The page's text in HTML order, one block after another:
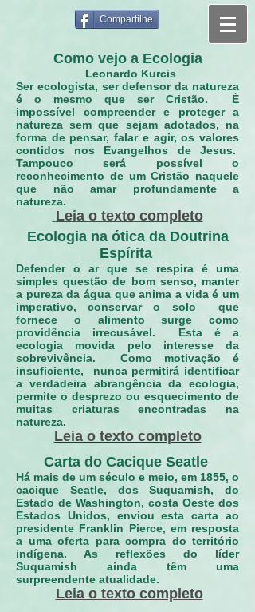
Como vejo a Ecologia
Leonardo Kurcis
Ser ecologista, ser defensor da natureza
é o mesmo que ser Cristão. É
impossível compreender e proteger a
natureza sem que sejam adotados, na
forma de pensar, falar e agir, os valores
contidos nos Evangelhos de Jesus.
Tampouco será possível o
reconhecimento de um Cristão naquele
que não amar profundamente a
natureza.
Leia o texto completo
Ecologia na ótica da Doutrina
Espírita
Defender o ar que se respira é uma
simples questão de bom senso, manter
a pureza da água que anima a vida é um
imperativo, conservar o solo que
fornece o alimento surge como
providência irrecusável. Esta é a
ecologia movida pelo interesse da
sobrevivência. Como motivação é
insuficiente, nunca permitirá identificar
a verdadeira abrangência da ecologia,
permite o desprezo ou esquecimento de
muitas criaturas encontradas na
natureza.
Leia o texto completo
Carta do Cacique Seatle
Há mais de um século e meio, em 1855, o
cacique Seatle, dos Suquamish, do
Estado de Washington, costa Oeste dos
Estados Unidos, enviou esta carta ao
presidente Franklin Pierce, em resposta
a uma oferta para compra do território
indígena. As reflexões do líder
Suquamish ainda têm uma
surpreendente atualidade.
Leia o texto completo
Compartilhe